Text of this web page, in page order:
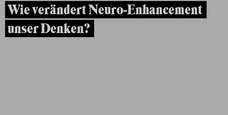
Wie verändert Neuro-Enhancement
unser Denken?